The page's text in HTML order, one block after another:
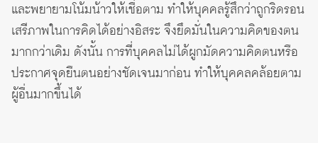
และพยายามโน้มน้าวให้เชื่อตาม ทำให้บุคคลรู้สึกว่าถูกริดรอน
เสรีภาพในการคิดได้อย่างอิสระ จึงยึดมั่นในความคิดของตน
มากกว่าเดิม ดังนั้น การที่บุคคลไม่ได้ผูกมัดความคิดตนหรือ
ประกาศจุดยืนตนอย่างชัดเจนมาก่อน ทำให้บุคคลคล้อยตาม
ผู้อื่นมากขึ้นได้